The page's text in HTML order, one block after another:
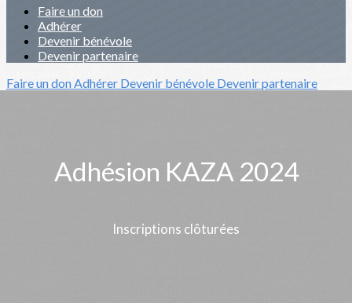
Faire un don
Adhérer
Devenir bénévole
Devenir partenaire
Faire un donAdhérer Devenir bénévole Devenir partenaire
Adhésion KAZA 2024
Inscriptions clôturées